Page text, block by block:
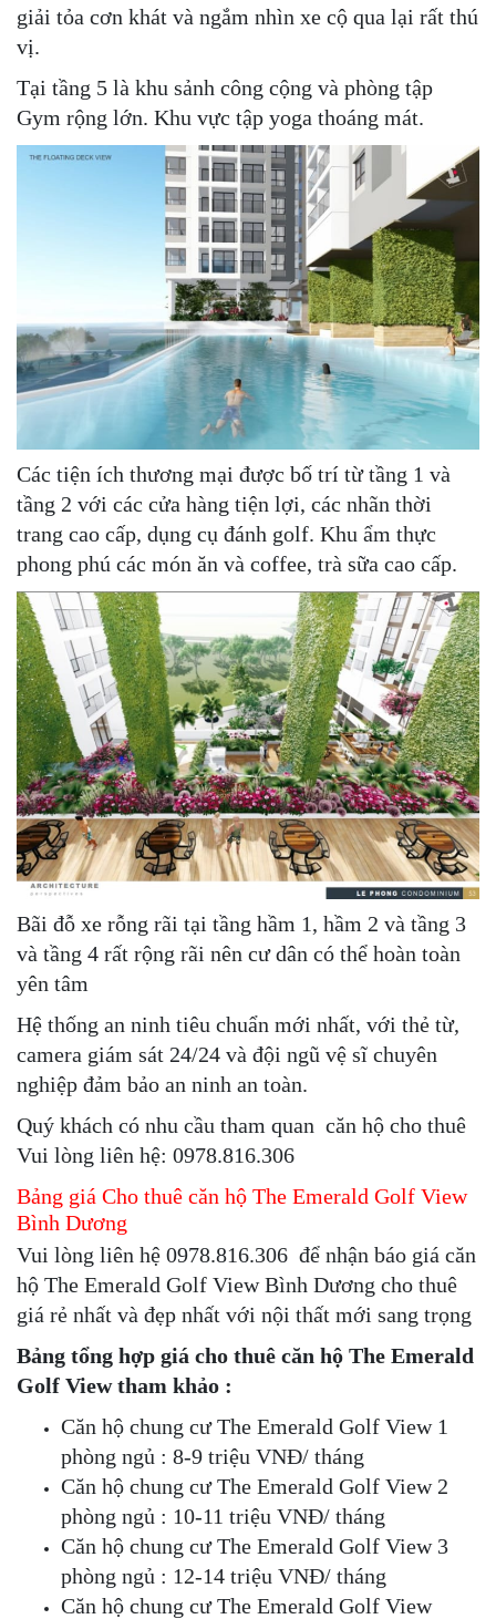
giải tỏa cơn khát và ngắm nhìn xe cộ qua lại rất thú
vị.
Tại tầng 5 là khu sảnh công cộng và phòng tập
Gym rộng lớn. Khu vực tập yoga thoáng mát.
Các tiện ích thương mại được bố trí từ tầng 1 và
tầng 2 với các cửa hàng tiện lợi, các nhãn thời
trang cao cấp, dụng cụ đánh golf. Khu ẩm thực
phong phú các món ăn và coffee, trà sữa cao cấp.
Bãi đỗ xe rỗng rãi tại tầng hầm 1, hầm 2 và tầng 3
và tầng 4 rất rộng rãi nên cư dân có thể hoàn toàn
yên tâm
Hệ thống an ninh tiêu chuẩn mới nhất, với thẻ từ,
camera giám sát 24/24 và đội ngũ vệ sĩ chuyên
nghiệp đảm bảo an ninh an toàn.
Quý khách có nhu cầu tham quan căn hộ cho thuê
Vui lòng liên hệ: 0978.816.306
Bảng giá Cho thuê căn hộ The Emerald Golf View
Bình Dương
Vui lòng liên hệ 0978.816.306 để nhận báo giá căn
hộ The Emerald Golf View Bình Dương cho thuê
giá rẻ nhất và đẹp nhất với nội thất mới sang trọng
Bảng tổng hợp giá cho thuê căn hộ The Emerald
Golf View tham khảo :
Căn hộ chung cư The Emerald Golf View 1
phòng ngủ : 8-9 triệu VNĐ/ tháng
Căn hộ chung cư The Emerald Golf View 2
phòng ngủ : 10-11 triệu VNĐ/ tháng
Căn hộ chung cư The Emerald Golf View 3
phòng ngủ : 12-14 triệu VNĐ/ tháng
Căn hộ chung cư The Emerald Golf View